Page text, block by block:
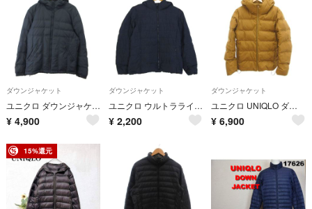
ダウンジャケット
ユニクロ ダウンジャケット 上着 XL 黒 ブラック フード付き 長袖
¥ 4,900
ダウンジャケット
ユニクロ ウルトラライトダウンジャケット ジャンパー211-400712 アウター メンズ Sサイズ ネイビー UNIQLO
¥ 2,200
ダウンジャケット
ユニクロ UNIQLO ダウンジャケット ブルゾン ジップアップ フード L
¥ 6,900
15%還元